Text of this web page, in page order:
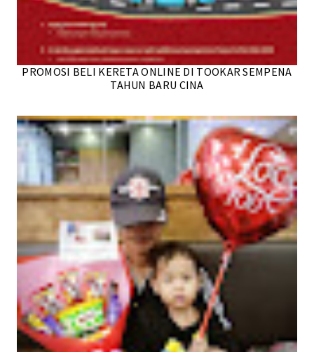
PROMOSI BELI KERETA ONLINE DI TOOKAR SEMPENA
TAHUN BARU CINA